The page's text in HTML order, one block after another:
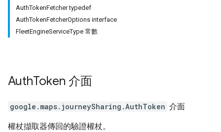
AuthTokenFetcher typedef
AuthTokenFetcherOptions interface
FleetEngineServiceType 常數
AuthToken 介面
google.maps.journeySharing .AuthToken 介面
權杖擷取器傳回的驗證權杖。